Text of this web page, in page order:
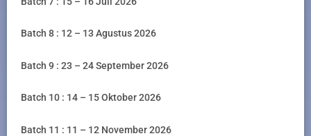
Batch 8 : 12 – 13 Agustus 2026
Batch 9 : 23 – 24 September 2026
Batch 10 : 14 – 15 Oktober 2026
Batch 11 : 11 – 12 November 2026